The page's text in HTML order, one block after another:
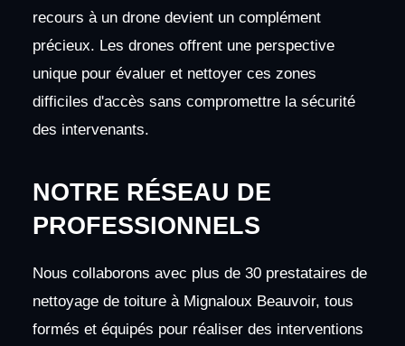
recours à un drone devient un complément
précieux. Les drones offrent une perspective
unique pour évaluer et nettoyer ces zones
difficiles d'accès sans compromettre la sécurité
des intervenants.
NOTRE RÉSEAU DE
PROFESSIONNELS
Nous collaborons avec plus de 30 prestataires de
nettoyage de toiture à Mignaloux Beauvoir, tous
formés et équipés pour réaliser des interventions